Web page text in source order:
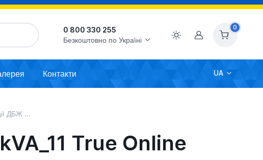
0 800 330 255
Безкоштовно по Україні
Акаунт
0
Контакти UA
(PF1)_V1_3
True Online